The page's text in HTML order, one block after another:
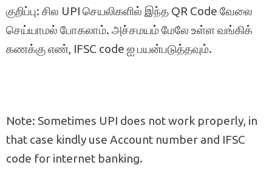
குறிப்பு: சில UPI செயலிகளில் இந்த QR Code வேலை
செய்யாமல் போகலாம். அச்சமயம் மேலே உள்ள வங்கிக்
கணக்கு எண், IFSC code ஐ பயன்படுத்தவும்.
Note: Sometimes UPI does not work properly, in
that case kindly use Account number and IFSC
code for internet banking.